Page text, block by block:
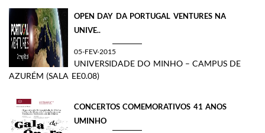
OPEN DAY DA PORTUGAL VENTURES NA
UNIVE..
05-FEV-2015
UNIVERSIDADE DO MINHO – CAMPUS DE
AZURÉM (SALA EE0.08)
CONCERTOS COMEMORATIVOS 41 ANOS
UMINHO